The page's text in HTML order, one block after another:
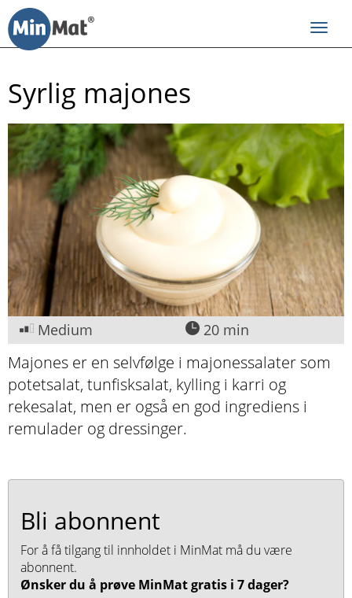
innhold
Syrlig majones
Medium 20 min
Majones er en selvfølge i majonessalater som
potetsalat, tunfisksalat, kylling i karri og
rekesalat, men er også en god ingrediens i
remulader og dressinger.
Bli abonnent
For å få tilgang til innholdet i MinMat må du være
abonnent.
Ønsker du å prøve MinMat gratis i 7 dager?